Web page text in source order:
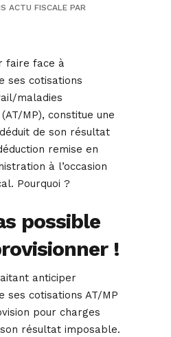
ACTU FISCALE PAR
faire face à
ses cotisations
maladies
MP), constitue une
de son résultat
remise en
à l’occasion
Pourquoi ?
possible
!
anticiper
ses cotisations AT/MP
pour charges
résultat imposable.